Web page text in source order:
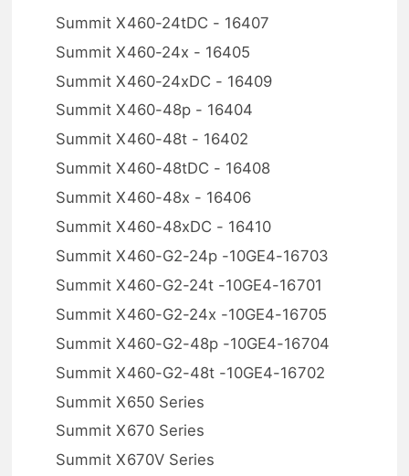
Summit X460-24tDC - 16407
Summit X460-24x - 16405
Summit X460-24xDC - 16409
Summit X460-48p - 16404
Summit X460-48t - 16402
Summit X460-48tDC - 16408
Summit X460-48x - 16406
Summit X460-48xDC - 16410
Summit X460-G2-24p -10GE4-16703
Summit X460-G2-24t -10GE4-16701
Summit X460-G2-24x -10GE4-16705
Summit X460-G2-48p -10GE4-16704
Summit X460-G2-48t -10GE4-16702
Summit X650 Series
Summit X670 Series
Summit X670V Series